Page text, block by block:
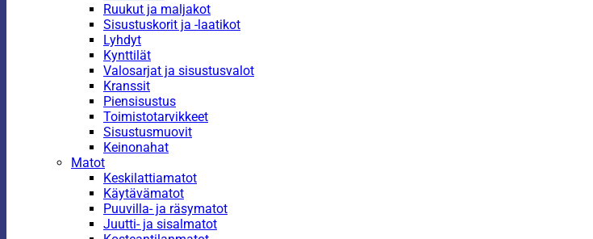
Ruukut ja maljakot
Sisustuskorit ja -laatikot
Lyhdyt
Kynttilät
Valosarjat ja sisustusvalot
Kranssit
Piensisustus
Toimistotarvikkeet
Sisustusmuovit
Keinonahat
Matot
Keskilattiamatot
Käytävämatot
Puuvilla- ja räsymatot
Juutti- ja sisalmatot